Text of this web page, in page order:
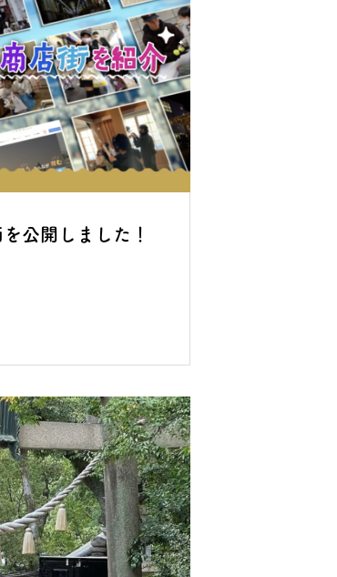
公開しました！